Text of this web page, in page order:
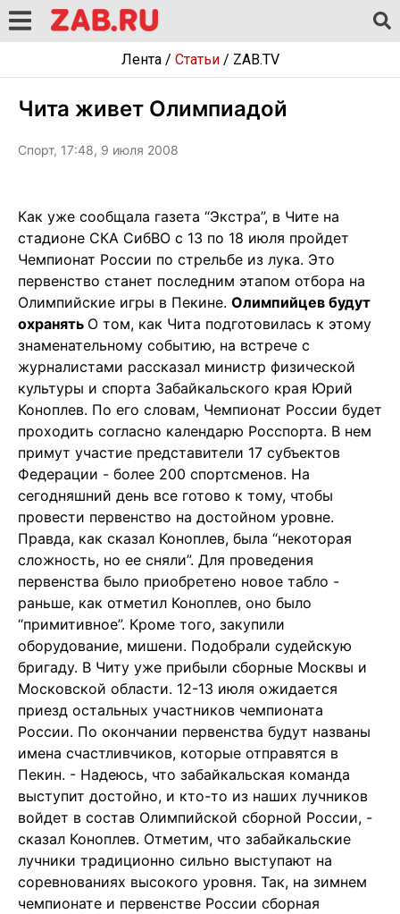
Лента/ Статьи/ ZAB.TV
Чита живет Олимпиадой
Спорт, 17:48, 9 июля 2008
Как уже сообщала газета “Экстра”, в Чите на
стадионе СКА СибВО с 13 по 18 июля пройдет
Чемпионат России по стрельбе из лука. Это
первенство станет последним этапом отбора на
Олимпийские игры в Пекине. Олимпийцев будут
охранять О том, как Чита подготовилась к этому
знаменательному событию, на встрече с
журналистами рассказал министр физической
культуры и спорта Забайкальского края Юрий
Коноплев. По его словам, Чемпионат России будет
проходить согласно календарю Росспорта. В нем
примут участие представители 17 субъектов
Федерации - более 200 спортсменов. На
сегодняшний день все готово к тому, чтобы
провести первенство на достойном уровне.
Правда, как сказал Коноплев, была “некоторая
сложность, но ее сняли”. Для проведения
первенства было приобретено новое табло -
раньше, как отметил Коноплев, оно было
“примитивное”. Кроме того, закупили
оборудование, мишени. Подобрали судейскую
бригаду. В Читу уже прибыли сборные Москвы и
Московской области. 12-13 июля ожидается
приезд остальных участников чемпионата
России. По окончании первенства будут названы
имена счастливчиков, которые отправятся в
Пекин. - Надеюсь, что забайкальская команда
выступит достойно, и кто-то из наших лучников
войдет в состав Олимпийской сборной России, -
сказал Коноплев. Отметим, что забайкальские
лучники традиционно сильно выступают на
соревнованиях высокого уровня. Так, на зимнем
чемпионате и первенстве России сборная